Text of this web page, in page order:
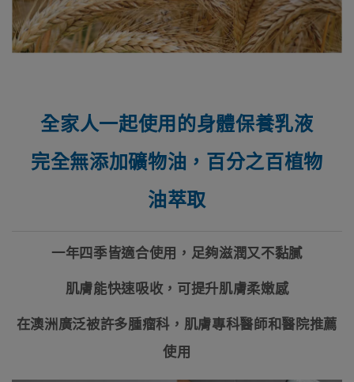
全家人一起使用的身體保養乳液
完全無添加礦物油，百分之百植物
油萃取
一年四季皆適合使用，足夠滋潤又不黏膩
肌膚能快速吸收 ，可提升肌膚柔嫩感
在澳洲廣泛被許多腫瘤科，肌膚專科醫師和醫院推薦
使用